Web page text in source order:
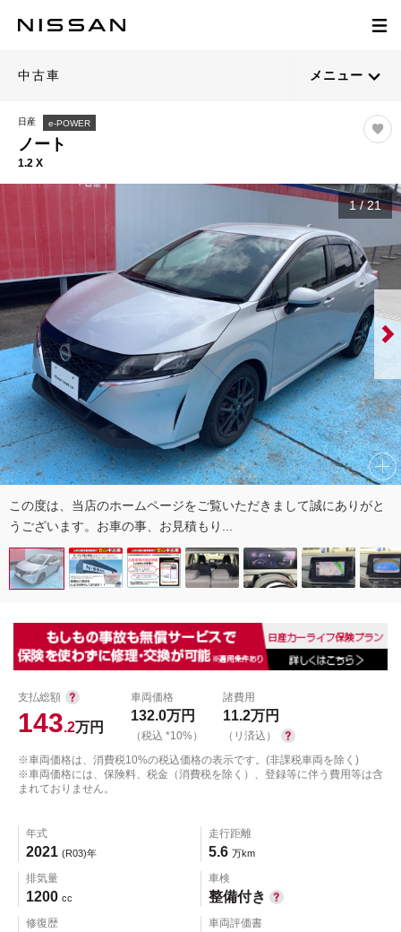
中古車 メニュー
日産 e-POWER
ノート
1.2 X
1/21
この度は、当店のホームページをご覧いただきまして誠にありがと
うございます。お車の事、お見積もり...
支払総額
143.2万円
車両価格
132.0万円
（税込 *10%）
諸費用
11.2万円
（リ済込）
※車両価格は、消費税10%の税込価格の表示です。(非課税車両を除く)
※車両価格には、保険料、税金（消費税を除く）、登録等に伴う費用等は含
まれておりません。
年式
2021 (R03)年
走行距離
5.6 万km
排気量
1200 cc
車検
整備付き
修復歴 車両評価書